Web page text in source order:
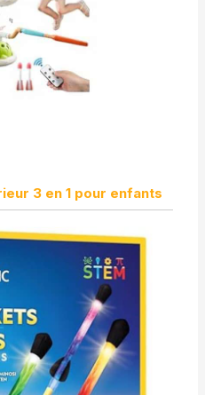
3 en 1 pour enfants